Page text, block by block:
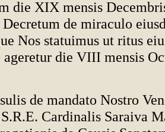
die XIX mensis
de miraculo
Nos statuimus ut ritus
ageretur die VIII mensis
de mandato Nostro
Cardinalis Saraiva